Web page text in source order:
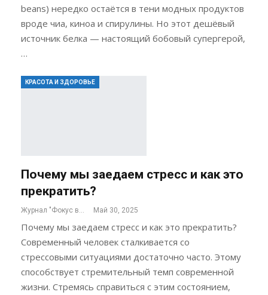
beans) нередко остаётся в тени модных продуктов
вроде чиа, киноа и спирулины. Но этот дешёвый
источник белка — настоящий бобовый супергерой,
…
КРАСОТА И ЗДОРОВЬЕ
Почему мы заедаем стресс и как это
прекратить?
Журнал "Фокус внимания" Май 30, 2025
Почему мы заедаем стресс и как это прекратить?
Современный человек сталкивается со
стрессовыми ситуациями достаточно часто. Этому
способствует стремительный темп современной
жизни. Стремясь справиться с этим состоянием,